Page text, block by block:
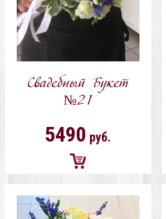
Свадебный Букет
№21
5490 руб.
Добавить
в
корзину